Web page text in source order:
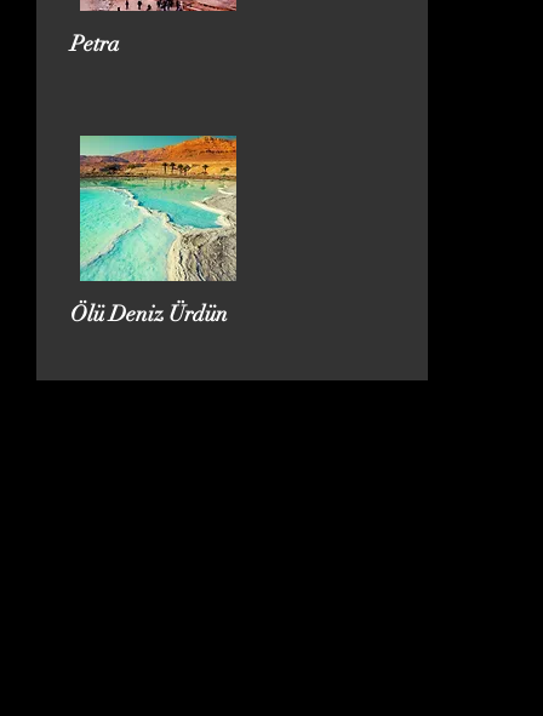
Petra
Ölü Deniz Ürdün